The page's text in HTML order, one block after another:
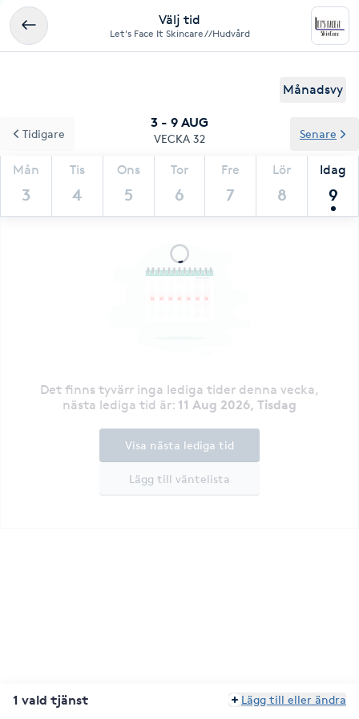
Välj tid
Let's Face It Skincare//Hudvård
Månadsvy
3 - 9 AUG
VECKA 32
Mån
3
Tis
4
Ons
5
Tor
6
Fre
7
Lör
8
Idag
9
Tidigare Senare
Det finns tyvärr inga lediga tider denna vecka,
nästa lediga tid är: 11 Aug 2026, Tisdag
Lägg till väntelista
Visa nästa lediga tid
1 vald tjänst Lägg till eller ändra